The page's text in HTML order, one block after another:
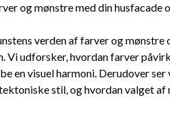
og mønstre med din husfacade
verden af farver og
Vi udforsker, hvordan farver
en visuel harmoni. Derudover
stil, og hvordan valget